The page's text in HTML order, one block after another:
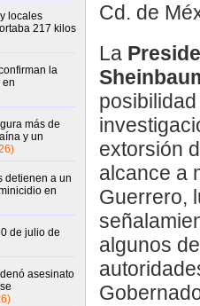
locales
217 kilos
la
en
más de
y un
detienen a un
en
de julio de
asesinato
Cd. de
La
extorsión
alcance a
Guerrero,
algunos